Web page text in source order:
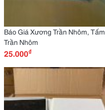
Báo Giá Xương Trần Nhôm, Tấm
Trần Nhôm
25.000₫